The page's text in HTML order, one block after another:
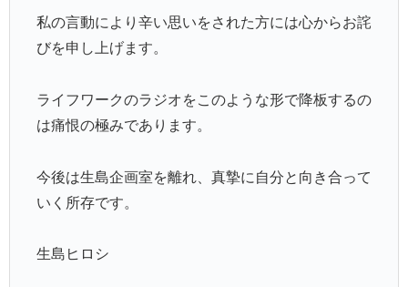
私の言動により辛い思いをされた方には心からお詫
びを申し上げます。
ライフワークのラジオをこのような形で降板するの
は痛恨の極みであります。
今後は生島企画室を離れ、真摯に自分と向き合って
いく所存です。
生島ヒロシ